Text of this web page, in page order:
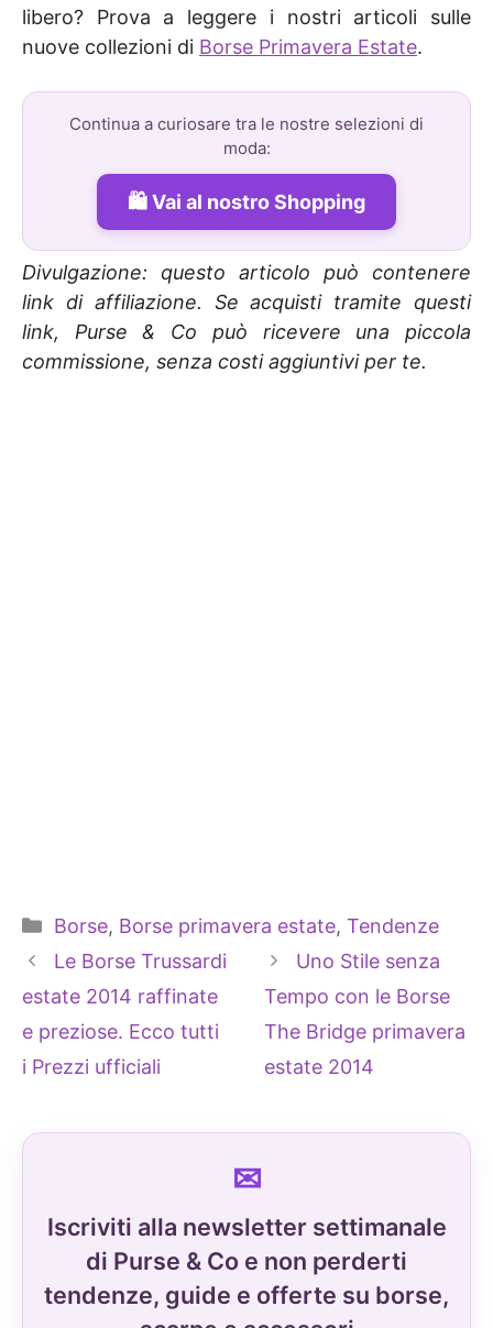
libero? Prova a leggere i nostri articoli sulle
nuove collezioni di Borse Primavera Estate.
Continua a curiosare tra le nostre selezioni di
moda:
Vai al nostro Shopping
Divulgazione: questo articolo può contenere
link di affiliazione. Se acquisti tramite questi
link, Purse & Co può ricevere una piccola
commissione, senza costi aggiuntivi per te.
Categorie
Borse, Borse primavera estate, Tendenze
Le Borse Trussardi
estate 2014 raffinate
e preziose. Ecco tutti
i Prezzi ufficiali
Uno Stile senza
Tempo con le Borse
The Bridge primavera
estate 2014
Iscriviti alla newsletter settimanale
di Purse & Co e non perderti
tendenze, guide e offerte su borse,